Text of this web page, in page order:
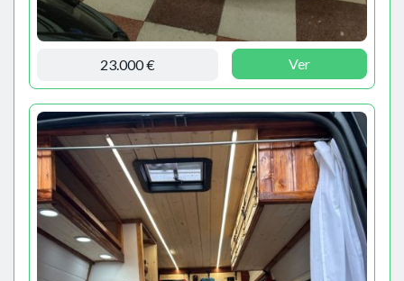
23.000 € Ver